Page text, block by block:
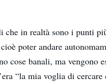
che in realtà sono i punti
poter andare
cose banali, ma vengono
“la mia voglia di